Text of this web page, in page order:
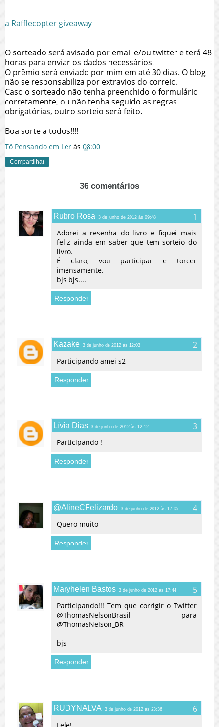
a Rafflecopter giveaway
O sorteado será avisado por email e/ou twitter e terá 48
horas para enviar os dados necessários.
O prêmio será enviado por mim em até 30 dias. O blog
não se responsabiliza por extravios do correio.
Caso o sorteado não tenha preenchido o formulário
corretamente, ou não tenha seguido as regras
obrigatórias, outro sorteio será feito.
Boa sorte a todos!!!!
Tô Pensando em Ler às 08:00
Compartilhar
36 comentários
Rubro Rosa 3 de junho de 2012 às 09:48
Adorei a resenha do livro e fiquei mais
feliz ainda em saber que tem sorteio do
livro.
É claro, vou participar e torcer
imensamente.
bjs bjs....
Responder
Kazake 3 de junho de 2012 às 12:03
Participando amei s2
Responder
Lívia Dias 3 de junho de 2012 às 12:12
Participando !
Responder
@AlineCFelizardo 3 de junho de 2012 às 17:35
Quero muito
Responder
Maryhelen Bastos 3 de junho de 2012 às 17:44
Participando!!! Tem que corrigir o Twitter
@ThomasNelsonBrasil para
@ThomasNelson_BR
bjs
Responder
RUDYNALVA 3 de junho de 2012 às 23:36
Lele!